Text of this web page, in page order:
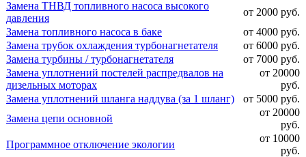
Замена ТНВД топливного насоса высокого
давления
от 2000 руб.
Замена топливного насоса в баке
от 4000 руб.
Замена трубок охлаждения турбонагнетателя
от 6000 руб.
Замена турбины / турбонагнетателя
от 7000 руб.
Замена уплотнений постелей распредвалов на
дизельных моторах
от 20000
руб.
Замена уплотнений шланга наддува (за 1 шланг)
от 5000 руб.
Замена цепи основной
от 20000
руб.
Программное отключение экологии
от 10000
руб.